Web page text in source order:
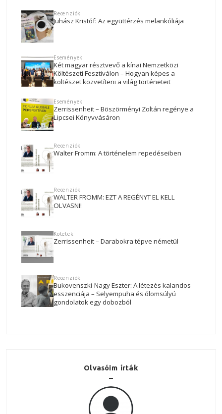
Recenziók
Juhász Kristóf: Az együttérzés melankóliája
Események
Két magyar résztvevő a kínai Nemzetközi
Költészeti Fesztiválon – Hogyan képes a
költészet közvetíteni a világ történeteit
Események
Zerrissenheit – Böszörményi Zoltán regénye a
Lipcsei Könyvvásáron
Recenziók
Walter Fromm: A történelem repedéseiben
Recenziók
WALTER FROMM: EZT A REGÉNYT EL KELL
OLVASNI!
Kötetek
Zerrissenheit – Darabokra tépve németül
Recenziók
Bukovenszki-Nagy Eszter: A létezés kalandos
esszenciája – Selyempuha és ólomsúlyú
gondolatok egy dobozból
Olvasóim írták